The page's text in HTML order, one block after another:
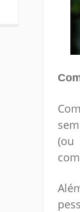
(ou